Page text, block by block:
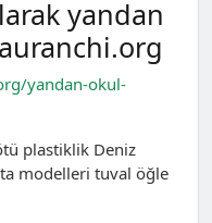
yandan
yandan-okul-
plastiklik Deniz
modelleri tuval öğle